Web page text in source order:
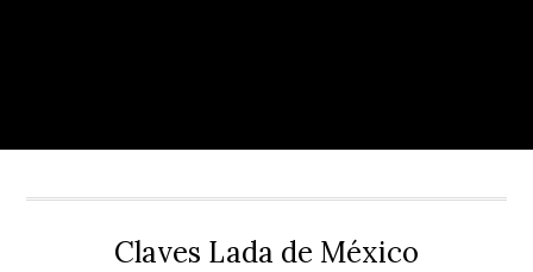
Claves Lada de México